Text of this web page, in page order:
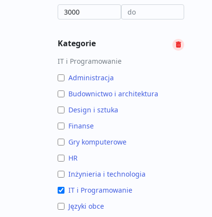
Kategorie
IT i Programowanie
Administracja
Budownictwo i architektura
Design i sztuka
Finanse
Gry komputerowe
HR
Inżynieria i technologia
IT i Programowanie
Języki obce